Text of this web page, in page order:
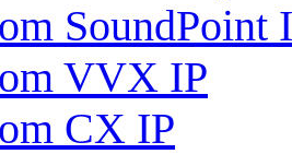
SoundPoint
VVX IP
CX IP